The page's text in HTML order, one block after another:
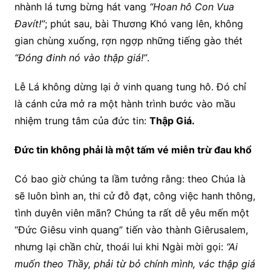
nhành lá tưng bừng hát vang “Hoan hô Con Vua
Đavít!”; phút sau, bài Thương Khó vang lên, không
gian chùng xuống, rợn ngợp những tiếng gào thét
“Đóng đinh nó vào thập giá!”.
Lễ Lá không dừng lại ở vinh quang tung hô. Đó chỉ
là cánh cửa mở ra một hành trình bước vào mầu
nhiệm trung tâm của đức tin: Thập Giá.
Đức tin không phải là một tấm vé miễn trừ đau khổ
Có bao giờ chúng ta lầm tưởng rằng: theo Chúa là
sẽ luôn bình an, thi cử đỗ đạt, công việc hanh thông,
tình duyên viên mãn? Chúng ta rất dễ yêu mến một
“Đức Giêsu vinh quang” tiến vào thành Giêrusalem,
nhưng lại chần chừ, thoái lui khi Ngài mời gọi: “Ai
muốn theo Thầy, phải từ bỏ chính mình, vác thập giá